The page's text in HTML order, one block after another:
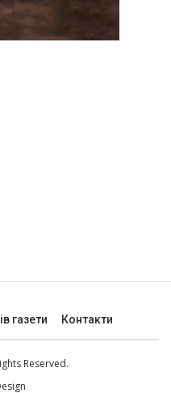
газети Контакти
Reserved.